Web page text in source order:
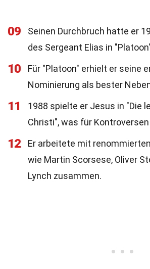
09
Seinen Durchbruch hatte er
des Sergeant Elias in
10
Für "Platoon" erhielt er seine
Nominierung als bester
11
1988 spielte er Jesus in "Die
Christi", was für
12
Er arbeitete mit
wie Martin Scorsese, Oliver
Lynch zusammen.